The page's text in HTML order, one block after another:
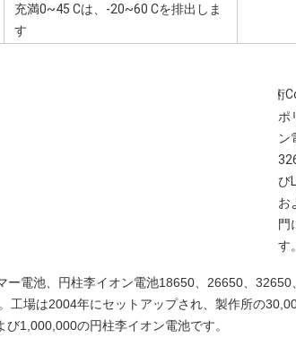
充満0~45 Cは、-20~60 Cを排出しま
す
PACの技術
ポ
ン
び
お
門
す
以
ー電池、円柱李イオン電池18650、26650、
工場は2004年にセットアップされ、製作所の
1,000,000の円柱李イオン電池です。